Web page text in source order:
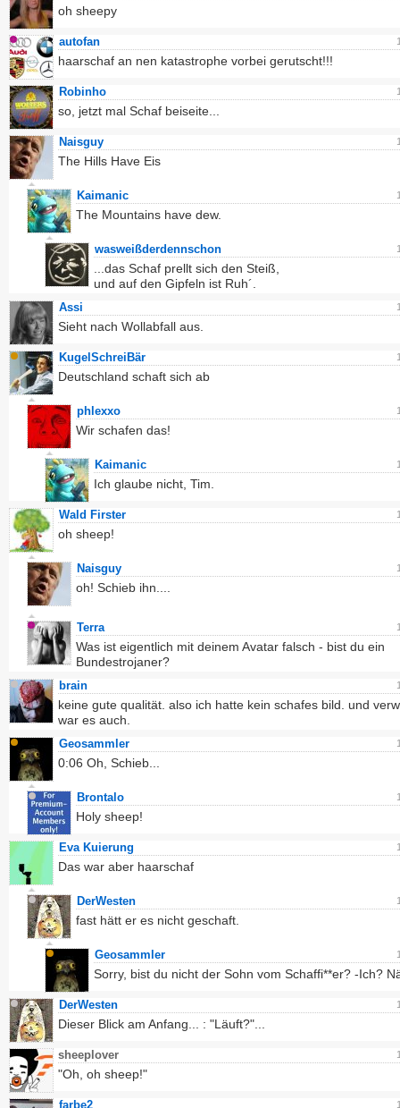
oh sheepy
autofan
haarschaf an nen katastrophe vorbei gerutscht!!!
Robinho
so, jetzt mal Schaf beiseite...
Naisguy
The Hills Have Eis
Kaimanic
The Mountains have dew.
wasweißderdennschon
...das Schaf prellt sich den Steiß,
und auf den Gipfeln ist Ruh´.
Assi
Sieht nach Wollabfall aus.
KugelSchreiBär
Deutschland schaft sich ab
phlexxo
Wir schafen das!
Kaimanic
Ich glaube nicht, Tim.
Wald Firster
oh sheep!
Naisguy
oh! Schieb ihn....
Terra
Was ist eigentlich mit deinem Avatar falsch - bist du ein
Bundestrojaner?
brain
keine gute qualität. also ich hatte kein schafes bild. und
war es auch.
Geosammler
0:06 Oh, Schieb...
Brontalo
Holy sheep!
Eva Kuierung
Das war aber haarschaf
DerWesten
fast hätt er es nicht geschaft.
Geosammler
Sorry, bist du nicht der Sohn vom Schaffi**er? -Ich?
DerWesten
Dieser Blick am Anfang... : "Läuft?"...
sheeplover
"Oh, oh sheep!"
farbe2